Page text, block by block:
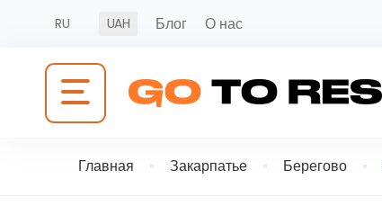
RU UAH Блог О нас
Главная Закарпатье Берегово